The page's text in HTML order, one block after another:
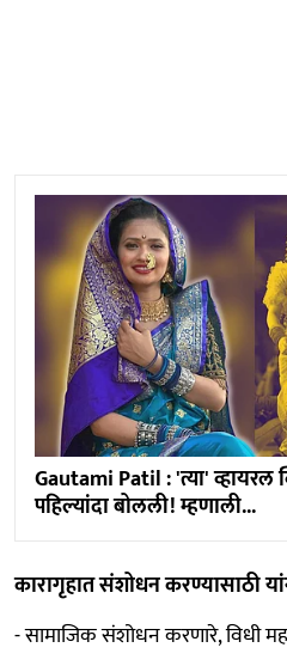
Gautami Patil : 'त्या' व्हायरल
पहिल्यांदा बोलली! म्हणाली...
कारागृहात संशोधन करण्यासाठी
- सामाजिक संशोधन करणारे, विधी